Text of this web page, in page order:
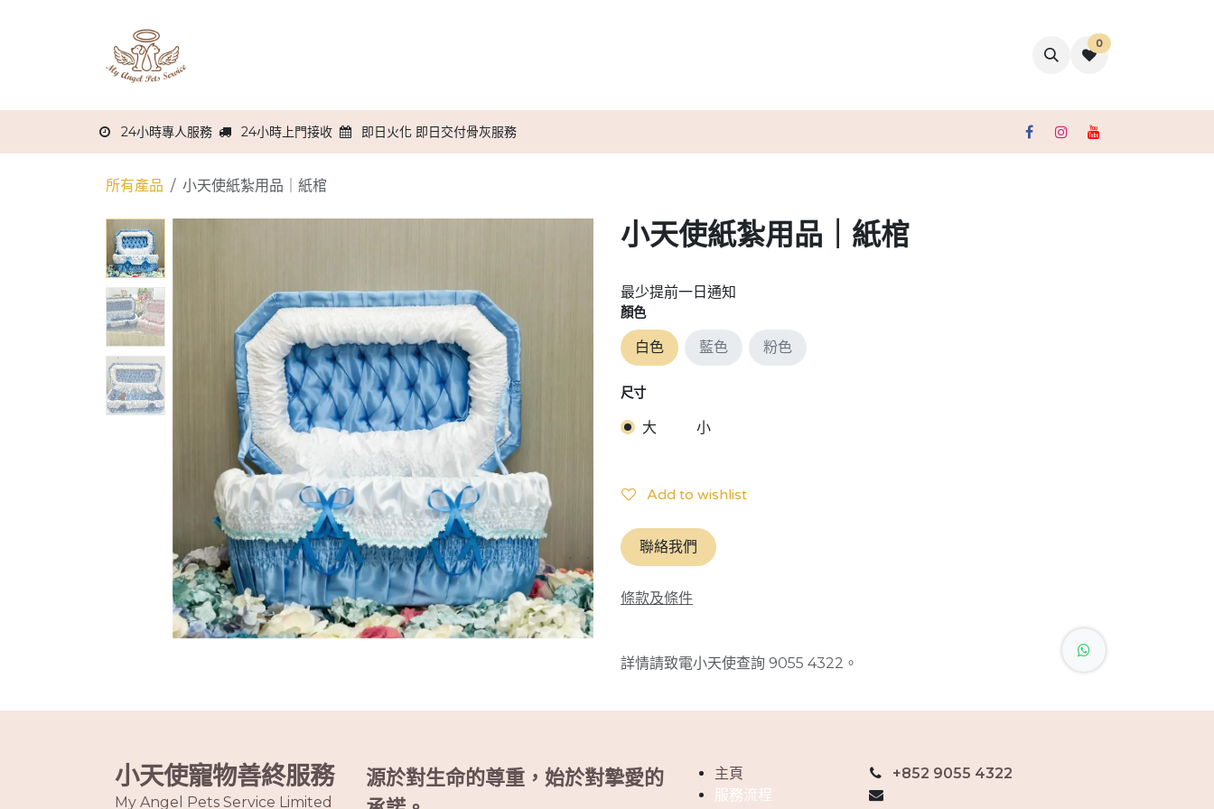
0
24小時專人服務 24小時上門接收 即日火化 即日交付骨灰服務
所有產品 小天使紙紮用品｜紙棺
小天使紙紮用品｜紙棺
最少提前一日通知
顏色
白色 藍色 粉色
尺寸
大 小
Add to wishlist
聯絡我們
條款及條件
詳情請致電小天使查詢 9055 4322。
小天使寵物善終服務
My Angel Pets Service Limited
源於對生命的尊重，始於對摯愛的
主頁
服務流程
+852 9055 4322